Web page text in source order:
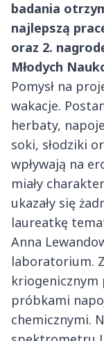
badania
najlepszą
oraz 2.
Młodych
Pomysł na
wakacje.
herbaty,
soki, słodziki
wpływają na
miały
ukazały się
laureatkę
Anna
laboratorium.
kriogenicznym
próbkami
chemicznymi.